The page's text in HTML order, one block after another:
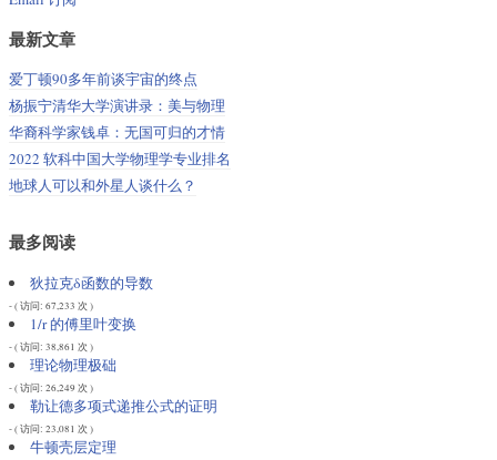
最新文章
爱丁顿90多年前谈宇宙的终点
杨振宁清华大学演讲录：美与物理
华裔科学家钱卓：无国可归的才情
2022 软科中国大学物理学专业排名
地球人可以和外星人谈什么？
最多阅读
狄拉克δ函数的导数
- ( 访问: 67,233 次 )
1/r 的傅里叶变换
- ( 访问: 38,861 次 )
理论物理极础
- ( 访问: 26,249 次 )
勒让德多项式递推公式的证明
- ( 访问: 23,081 次 )
牛顿壳层定理